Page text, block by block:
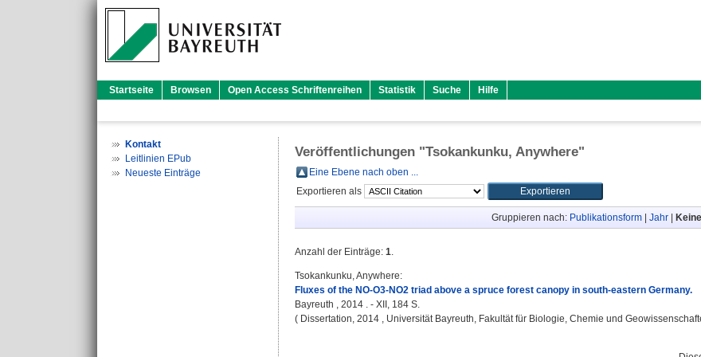
Startseite Browsen Open Access Schriftenreihen Statistik Suche Hilfe
Kontakt
Leitlinien EPub
Neueste Einträge
Veröffentlichungen "Tsokankunku, Anywhere"
Eine Ebene nach oben ...
Exportieren als
Gruppieren nach: Publikationsform Jahr
Anzahl der Einträge: 1.
Tsokankunku, Anywhere:
Fluxes of the NO-O3-NO2 triad above a spruce forest canopy in south-eastern Germany.
Bayreuth , 2014 . - XII, 184 S.
( Dissertation, 2014 , Universität Bayreuth, Fakultät für Biologie, Chemie und